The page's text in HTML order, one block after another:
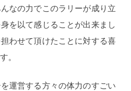
なの力でこのラリーが成り立
を以て感じることが出来まし
わせて頂けたことに対する喜
。
運営する方々の体力のすごい